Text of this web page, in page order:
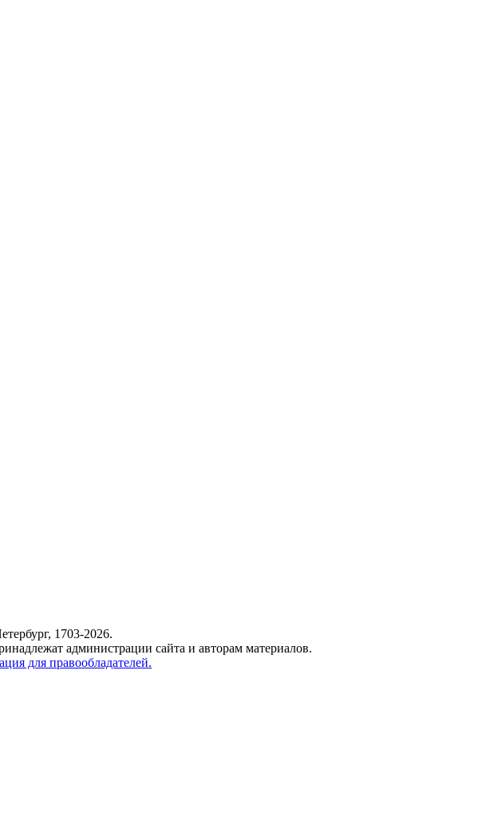
1703-2026.
администрации сайта и авторам материалов.
для правообладателей.